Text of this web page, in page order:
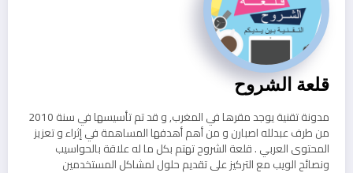
قلعة الشروح
مدونة تقنية يوجد مقرها في المغرب, و قد تم تأسيسها في سنة 2010
من طرف عبدلله اصبارن و من أهم أهدفها المساهمة في إثراء و تعزيز
المحتوى العربي . قلعة الشروح تهتم بكل ما له علاقة بالحواسيب
ونصائح الويب مع التركيز على تقديم حلول لمشاكل المستخدمين